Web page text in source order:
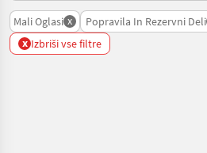
Mali Oglasi x Popravila In Rezervni Deli
x Izbriši vse filtre